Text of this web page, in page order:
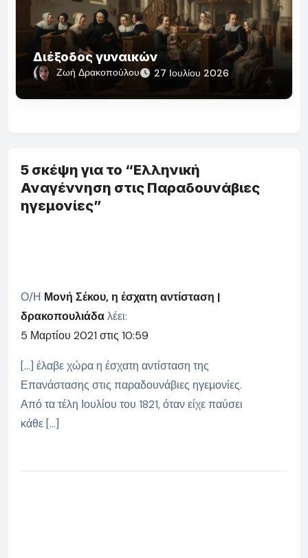
Διέξοδος γυναικών
Ζωή Δρακοπούλου 27 Ιουλίου 2026
5 σκέψη για το “Ελληνική
Αναγέννηση στις Παραδουνάβιες
ηγεμονίες”
Ο/Η Μονή Σέκου, η έσχατη αντίσταση |
δρακοπουλιάδα λέει:
5 Μαρτίου 2021 στις 10:59
[…] έλαβε χώρα η έσχατη αντίσταση της
Επανάστασης στις παραδουνάβιες ηγεμονίες.
Από τα τέλη Ιουλίου του 1821, όταν είχε παύσει
κάθε […]